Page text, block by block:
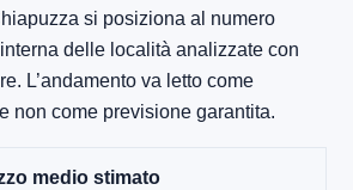
si posiziona al numero
delle località analizzate con
L’andamento va letto come
non come previsione garantita.
medio stimato